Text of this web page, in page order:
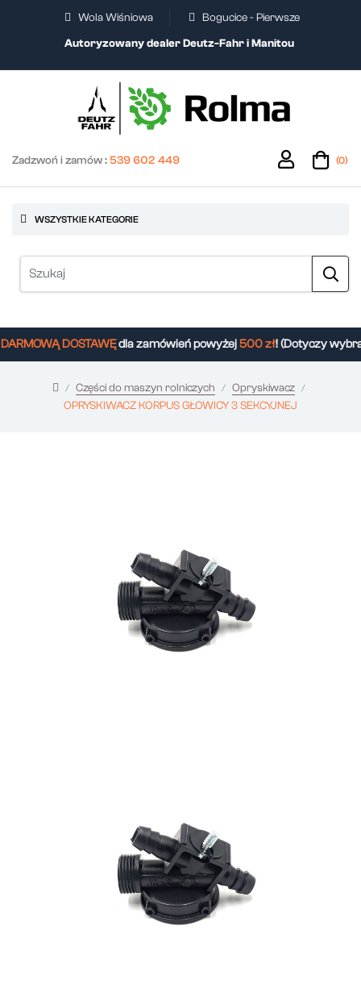
Wola Wiśniowa
Bogucice - Pierwsze
Autoryzowany dealer Deutz-Fahr i Manitou
Zadzwoń i zamów :539 602 449 (0)
WSZYSTKIE KATEGORIE
DOSTAWĘdla zamówień powyżej500 zł! (Dotyczy
Części do maszyn rolniczych
Opryskiwacz
OPRYSKIWACZ KORPUS GŁOWICY 3 SEKCYJNEJ